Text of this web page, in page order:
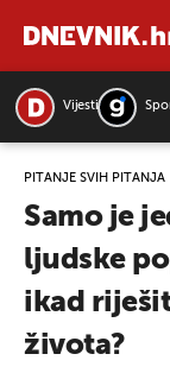
Vijesti
PITANJE SVIH PITANJA
Samo je
ljudske
ikad
života?
PRETRAŽITE